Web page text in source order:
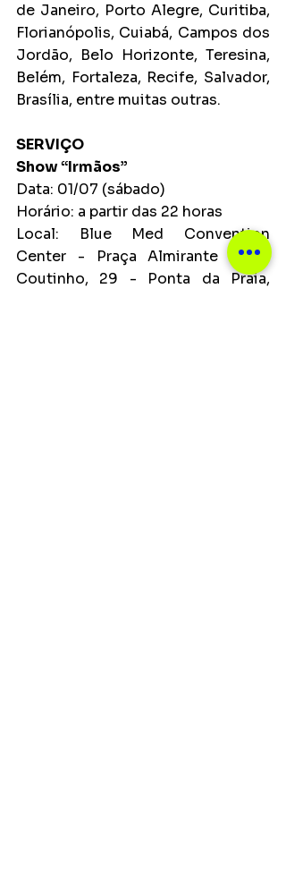
de Janeiro, Porto Alegre, Curitiba,
Florianópolis, Cuiabá, Campos dos
Jordão, Belo Horizonte, Teresina,
Belém, Fortaleza, Recife, Salvador,
Brasília, entre muitas outras.
SERVIÇO
Show “Irmãos”
Data: 01/07 (sábado)
Horário: a partir das 22 horas
Local: Blue Med Convention
Center - Praça Almirante Gago
Coutinho, 29 - Ponta da Praia,